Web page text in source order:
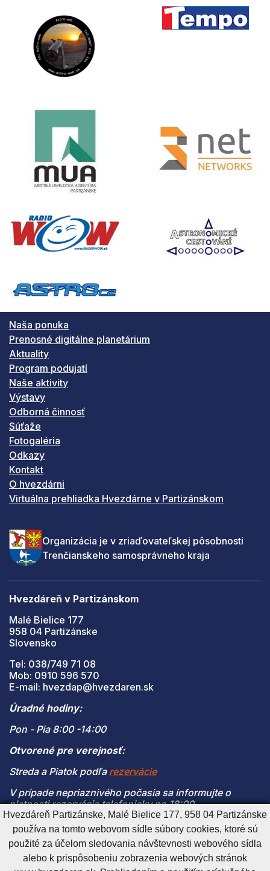
Naša ponuka
Prenosné digitálne planetárium
Aktuality
Program podujatí
Naše aktivity
Výstavy
Odborná činnosť
Súťaže
Fotogaléria
Odkazy
Kontakt
O hvezdárni
Virtuálna prehliadka Hvezdárne v Partizánskom
Organizácia je v zriaďovateľskej pôsobnosti
Trenčianskeho samosprávneho kraja
Hvezdáreň v Partizánskom
Malé Bielice 177
958 04 Partizánske
Slovensko
Tel: 038/749 71 08
Mob: 0910 596 570
E-mail: hvezdap@hvezdaren.sk
Úradné hodiny:
Pon - Pia 8:00 -14:00
Otvorené pre verejnosť:
Streda a Piatok podľa rezervácie
V prípade nepriaznivého počasia sa informujte o
platnosti rezervácie telefonicky po 18:00
(V prípade naplnenia kapacity je vstup na pozorovanie
možný len s platnou rezerváciou)
Hvezdáreň Partizánske, Malé Bielice 177, 958 04 Partizánske
používa na tomto webovom sídle súbory cookies, ktoré sú
použité za účelom sledovania návštevnosti webového sídla
alebo k prispôsobeniu zobrazenia webových stránok